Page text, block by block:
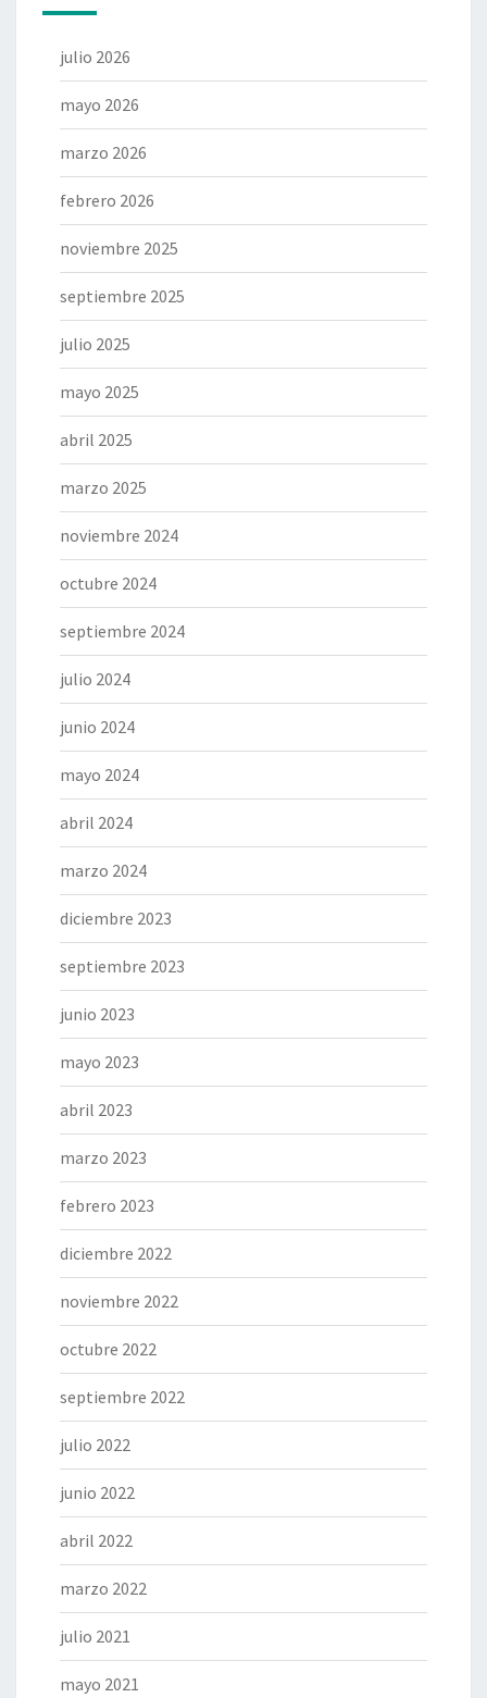
julio 2026
mayo 2026
marzo 2026
febrero 2026
noviembre 2025
septiembre 2025
julio 2025
mayo 2025
abril 2025
marzo 2025
noviembre 2024
octubre 2024
septiembre 2024
julio 2024
junio 2024
mayo 2024
abril 2024
marzo 2024
diciembre 2023
septiembre 2023
junio 2023
mayo 2023
abril 2023
marzo 2023
febrero 2023
diciembre 2022
noviembre 2022
octubre 2022
septiembre 2022
julio 2022
junio 2022
abril 2022
marzo 2022
julio 2021
mayo 2021